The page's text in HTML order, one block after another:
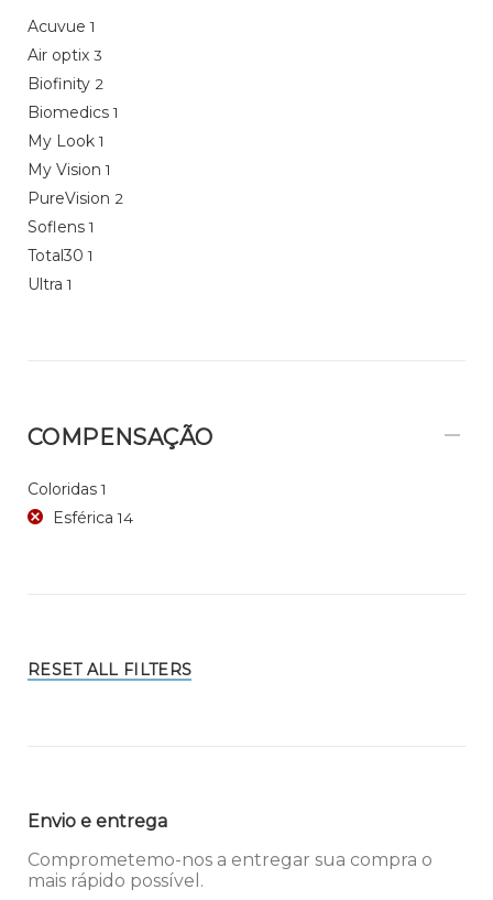
Acuvue 1
Air optix 3
Biofinity 2
Biomedics 1
My Look 1
My Vision 1
PureVision 2
Soflens 1
Total30 1
Ultra 1
COMPENSAÇÃO
Coloridas 1
Esférica 14
RESET ALL FILTERS
Envio e entrega
Comprometemo-nos a entregar sua compra o
mais rápido possível.